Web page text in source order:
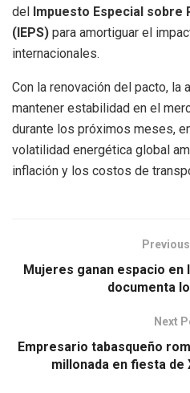
del
Impuesto Especial
(IEPS) para amortiguar el
internacionales.
Con la renovación del pacto,
mantener estabilidad en el
durante los próximos meses,
volatilidad energética global
inflación y los costos de
Mujeres ganan espacio
documenta
Next
Empresario tabasqueño
millonada en fiesta de